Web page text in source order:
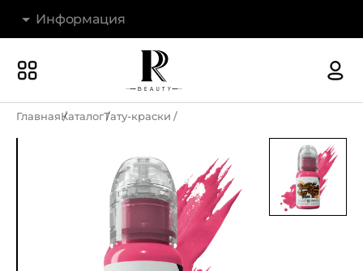
Информация
Наши магазины
О компании
Доставка и оплата
ГлавнаяКаталогТату-краски